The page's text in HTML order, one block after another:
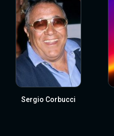
Sergio Corbucci